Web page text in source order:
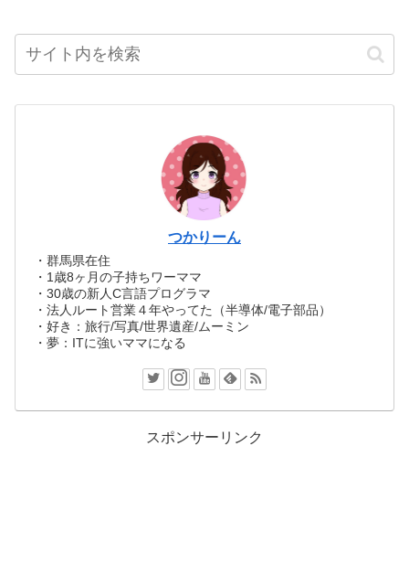
つかりーん
・群馬県在住
・1歳8ヶ月の子持ちワーママ
・30歳の新人C言語プログラマ
・法人ルート営業４年やってた（半導体/電子部品）
・好き：旅行/写真/世界遺産/ムーミン
・夢：ITに強いママになる
スポンサーリンク